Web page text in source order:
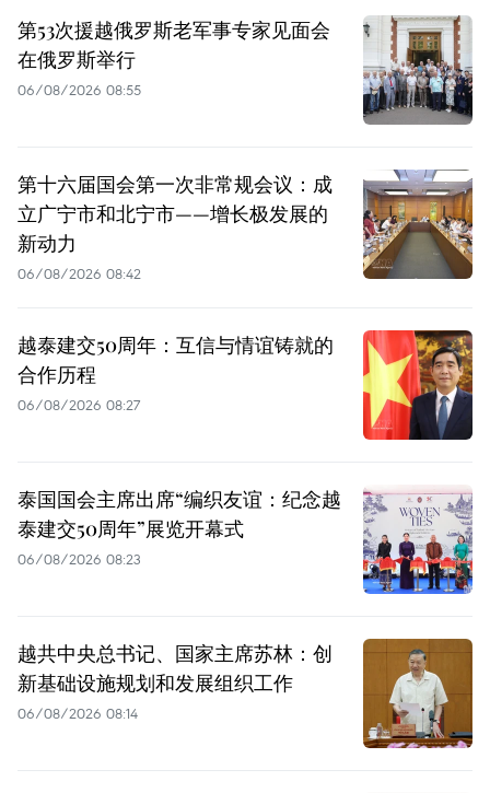
第53次援越俄罗斯老军事专家见面会
在俄罗斯举行
06/08/2026 08:55
第十六届国会第一次非常规会议：成
立广宁市和北宁市——增长极发展的
新动力
06/08/2026 08:42
越泰建交50周年：互信与情谊铸就的
合作历程
06/08/2026 08:27
泰国国会主席出席“编织友谊：纪念越
泰建交50周年”展览开幕式
06/08/2026 08:23
越共中央总书记、国家主席苏林：创
新基础设施规划和发展组织工作
06/08/2026 08:14